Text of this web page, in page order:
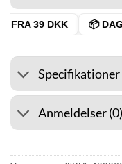
FRA 39 DKK 📦
Specifikationer
Anmeldelser (0)